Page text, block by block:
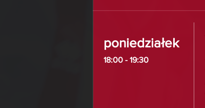
poniedziałek
18:00 - 19:30